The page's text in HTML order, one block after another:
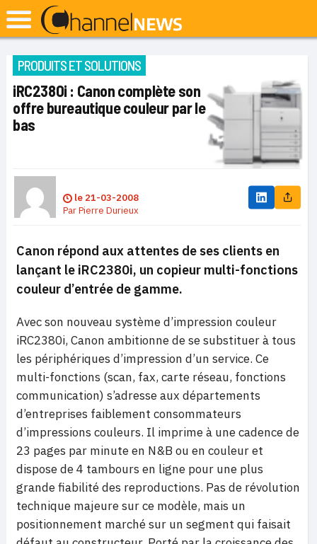
PRODUITS ET SOLUTIONS
iRC2380i : Canon complète son
offre bureautique couleur par le
bas
le 21-03-2008
ParPierre Durieux
Canon répond aux attentes de ses clients en
lançant le iRC2380i, un copieur multi-fonctions
couleur d’entrée de gamme.
Avec son nouveau système d’impression couleur
iRC2380i, Canon ambitionne de se substituer à tous
les périphériques d’impression d’un service. Ce
multi-fonctions (scan, fax, carte réseau, fonctions
communication) s’adresse aux départements
d’entreprises faiblement consommateurs
d’impressions couleurs. Il imprime à une cadence de
23 pages par minute en N&B ou en couleur et
dispose de 4 tambours en ligne pour une plus
grande fiabilité des reproductions. Pas de révolution
technique majeure sur ce modèle, mais un
positionnement marché sur un segment qui faisait